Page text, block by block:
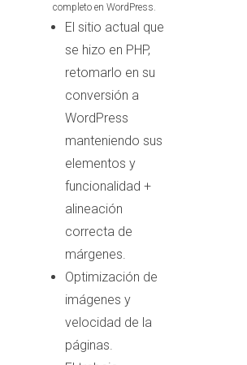
completo en WordPress.
El sitio actual que
se hizo en PHP,
retomarlo en su
conversión a
WordPress
manteniendo sus
elementos y
funcionalidad +
alineación
correcta de
márgenes.
Optimización de
imágenes y
velocidad de la
páginas.